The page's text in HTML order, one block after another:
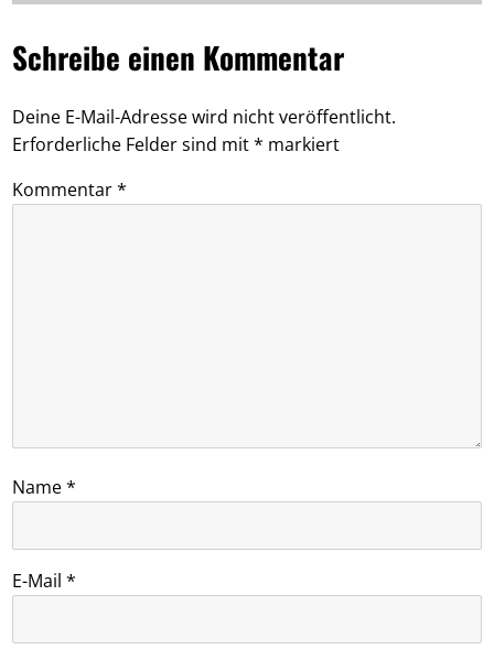
Schreibe einen Kommentar
Deine E-Mail-Adresse wird nicht veröffentlicht.
Erforderliche Felder sind mit* markiert
Kommentar*
Name*
E-Mail*